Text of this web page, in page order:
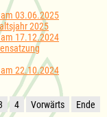
03.06.2025
2025
17.12.2024
22.10.2024
4 Vorwärts Ende